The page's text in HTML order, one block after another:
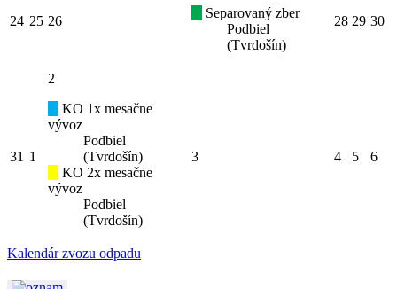
24 25 26
Separovaný zber
Podbiel
(Tvrdošín)
28 29 30
31 1
2
KO 1x mesačne
vývoz
Podbiel
(Tvrdošín)
KO 2x mesačne
vývoz
Podbiel
(Tvrdošín)
3 4 5 6
Kalendár zvozu odpadu